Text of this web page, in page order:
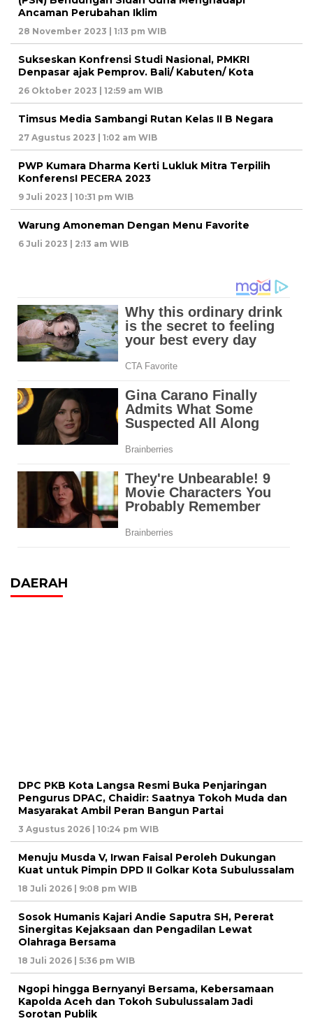
Ancaman Perubahan Iklim
28 November 2023 | 1:13 pm WIB
Sukseskan Konfrensi Studi Nasional, PMKRI
Denpasar ajak Pemprov. Bali/ Kabuten/ Kota
26 Oktober 2023 | 12:59 am WIB
Timsus Media Sambangi Rutan Kelas II B Negara
27 Agustus 2023 | 1:02 am WIB
PWP Kumara Dharma Kerti Lukluk Mitra Terpilih
KonferensI PECERA 2023
9 Juli 2023 | 10:31 pm WIB
Warung Amoneman Dengan Menu Favorite
6 Juli 2023 | 2:13 am WIB
DAERAH
DPC PKB Kota Langsa Resmi Buka Penjaringan
Pengurus DPAC, Chaidir: Saatnya Tokoh Muda dan
Masyarakat Ambil Peran Bangun Partai
3 Agustus 2026 | 10:24 pm WIB
Menuju Musda V, Irwan Faisal Peroleh Dukungan
Kuat untuk Pimpin DPD II Golkar Kota Subulussalam
18 Juli 2026 | 9:08 pm WIB
Sosok Humanis Kajari Andie Saputra SH, Pererat
Sinergitas Kejaksaan dan Pengadilan Lewat
Olahraga Bersama
18 Juli 2026 | 5:36 pm WIB
Ngopi hingga Bernyanyi Bersama, Kebersamaan
Kapolda Aceh dan Tokoh Subulussalam Jadi
Sorotan Publik